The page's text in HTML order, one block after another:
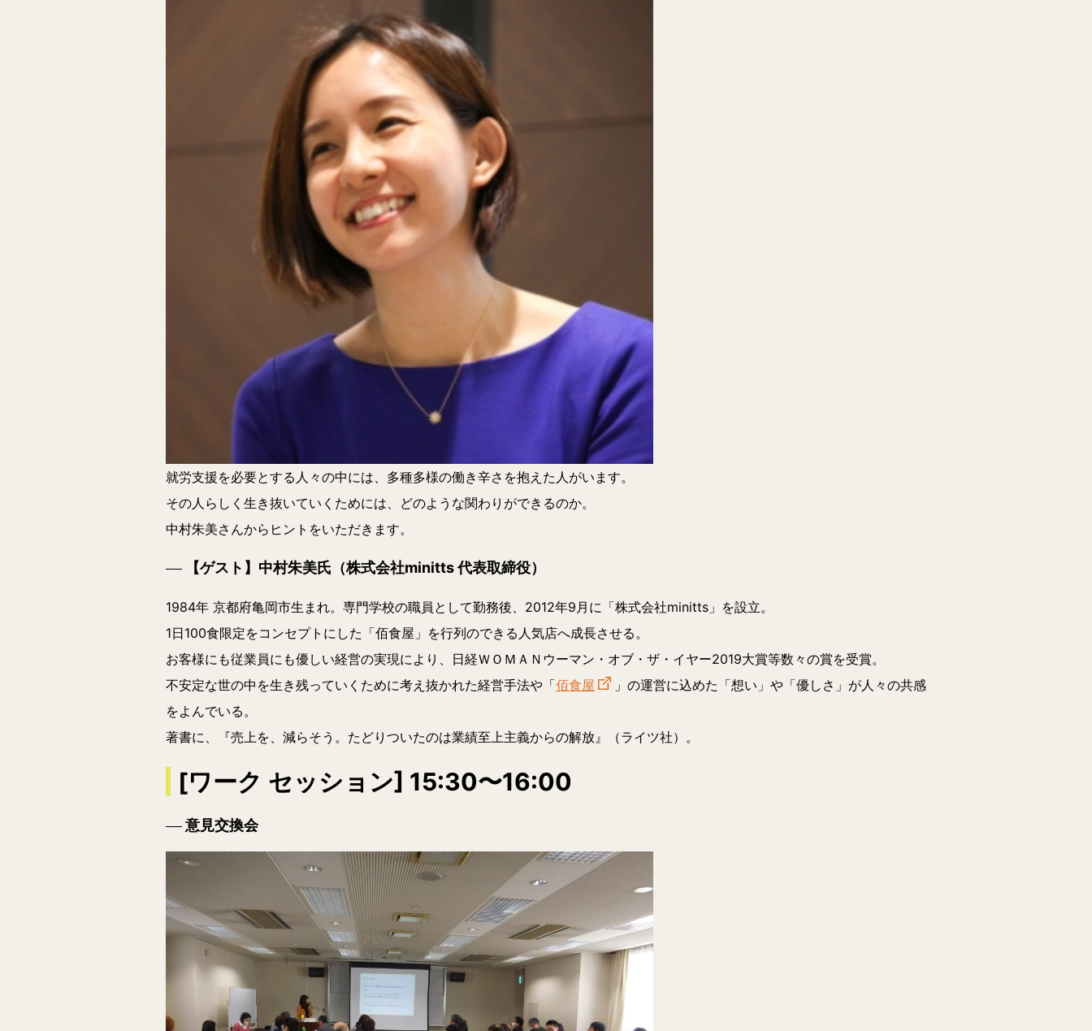
就労支援を必要とする人々の中には、多種多様の働き辛さを抱えた人がいます。
その人らしく生き抜いていくためには、どのような関わりができるのか。
中村朱美さんからヒントをいただきます。
【ゲスト】中村朱美氏（株式会社minitts 代表取締役）
1984年 京都府亀岡市生まれ。専門学校の職員として勤務後、2012年9月に「株式会社minitts」を設立。
1日100食限定をコンセプトにした「佰食屋」を行列のできる人気店へ成長させる。
お客様にも従業員にも優しい経営の実現により、日経ＷＯＭＡＮウーマン・オブ・ザ・イヤー2019大賞等数々の賞を受賞。
不安定な世の中を生き残っていくために考え抜かれた経営手法や「佰食屋
」の運営に込めた「想い」や「優しさ」が人々の共感
をよんでいる。
著書に、『売上を、減らそう。たどりついたのは業績至上主義からの解放』（ライツ社）。
[ワーク セッション] 15:30〜16:00
意見交換会